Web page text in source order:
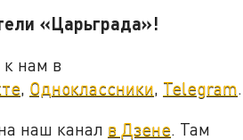
«Царьграда»!
нам в
, Одноклассники, Telegram.
наш канал в Дзене . Там